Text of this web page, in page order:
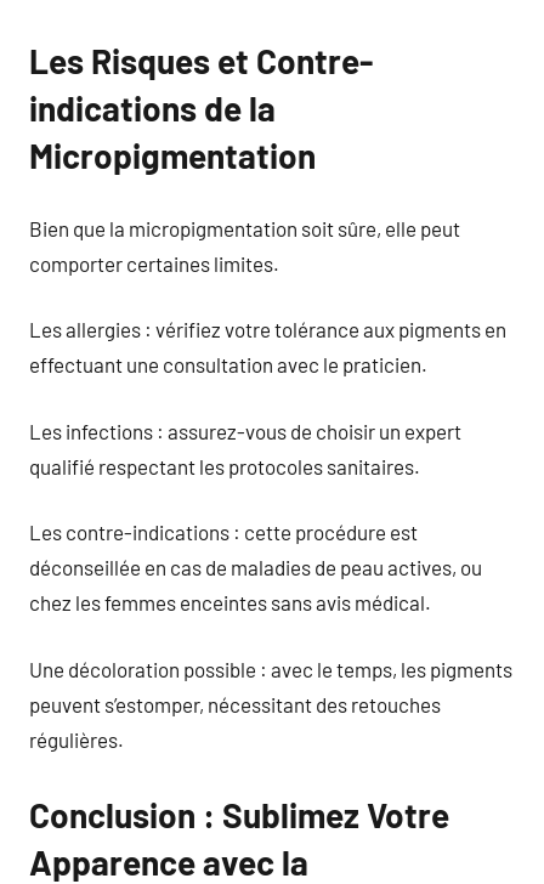
Les Risques et Contre-
indications de la
Micropigmentation
Bien que la micropigmentation soit sûre, elle peut
comporter certaines limites.
Les allergies : vérifiez votre tolérance aux pigments en
effectuant une consultation avec le praticien.
Les infections : assurez-vous de choisir un expert
qualifié respectant les protocoles sanitaires.
Les contre-indications : cette procédure est
déconseillée en cas de maladies de peau actives, ou
chez les femmes enceintes sans avis médical.
Une décoloration possible : avec le temps, les pigments
peuvent s’estomper, nécessitant des retouches
régulières.
Conclusion : Sublimez Votre
Apparence avec la